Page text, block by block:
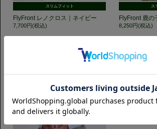
スリムフィット
FlyFront レノクロス｜ネイビー
7,700円(税込)
ス
FlyFront 鹿の
8,250円(税込)